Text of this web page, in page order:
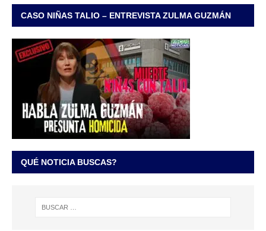
CASO NIÑAS TALIO – ENTREVISTA ZULMA GUZMÁN
QUÉ NOTICIA BUSCAS?